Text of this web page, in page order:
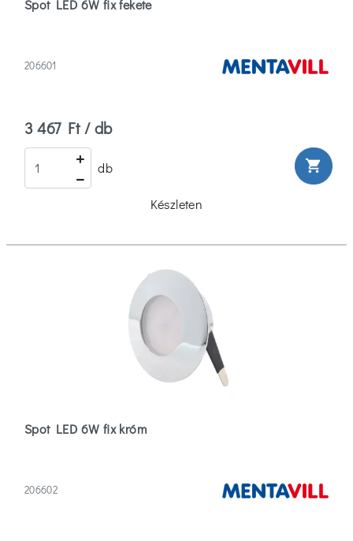
Spot LED 6W fix fekete
206601
3 467 Ft / db
db shopping_cart
Készleten
Spot LED 6W fix króm
206602